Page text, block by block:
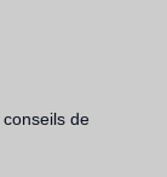
de